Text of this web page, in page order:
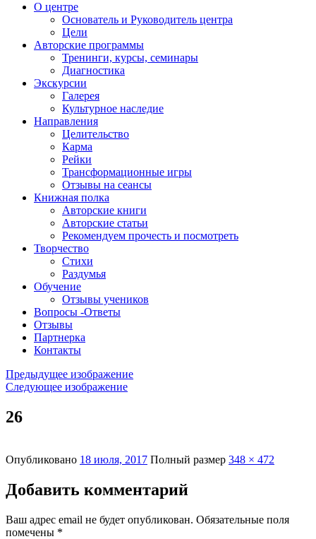
О центре
Основатель и Руководитель центра
Цели
Авторские программы
Тренинги, курсы, семинары
Диагностика
Экскурсии
Галерея
Культурное наследие
Направления
Целительство
Карма
Рейки
Трансформационные игры
Отзывы на сеансы
Книжная полка
Авторские книги
Авторские статьи
Рекомендуем прочесть и посмотреть
Творчество
Стихи
Раздумья
Обучение
Отзывы учеников
Вопросы -Ответы
Отзывы
Партнерка
Контакты
Предыдущее изображение
Следующее изображение
26
Опубликовано 18 июля, 2017 Полный размер 348 × 472
Добавить комментарий
Ваш адрес email не будет опубликован. Обязательные поля
помечены *